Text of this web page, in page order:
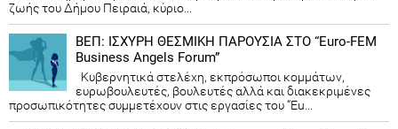
ζωής του Δήμου Πειραιά, κύριο...
ΒΕΠ: ΙΣΧΥΡΗ ΘΕΣΜΙΚΗ ΠΑΡΟΥΣΙΑ ΣΤΟ “Euro-FEM
Business Angels Forum”
Κυβερνητικά στελέχη, εκπρόσωποι κομμάτων,
ευρωβουλευτές, βουλευτές αλλά και διακεκριμένες
προσωπικότητες συμμετέχουν στις εργασίες του “Eu...